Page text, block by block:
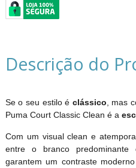
Descrição do
Se o seu estilo é clássico , mas
Puma Court Classic Clean é a
Com um visual clean e
entre o branco
garantem um contraste